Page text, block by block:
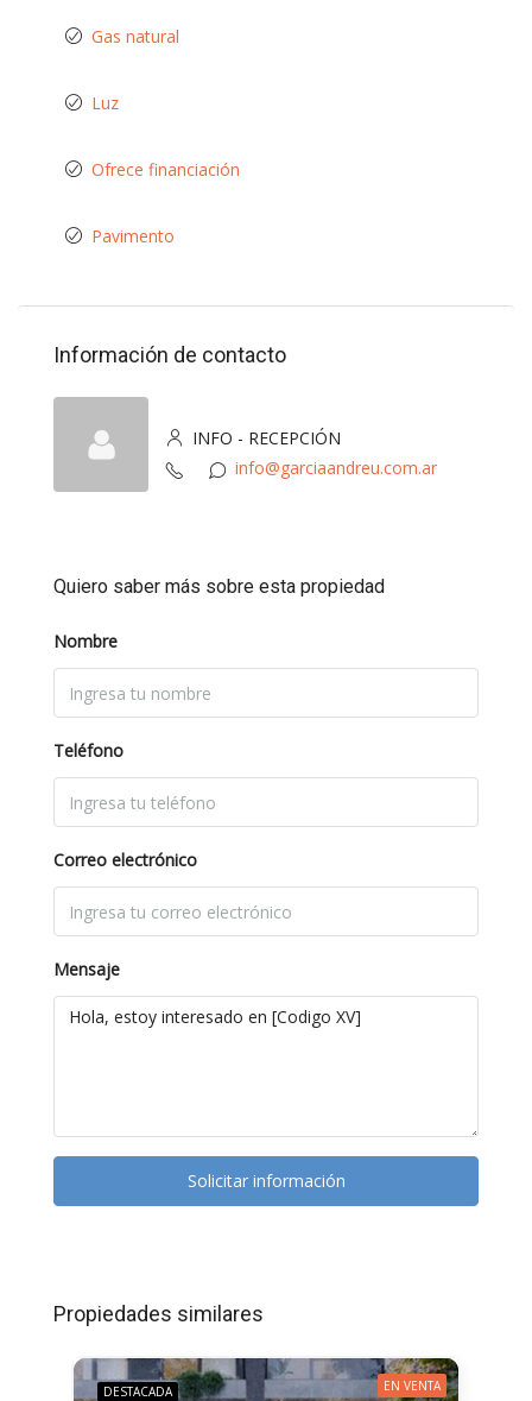
Gas natural
Luz
Ofrece financiación
Pavimento
Información de contacto
INFO - RECEPCIÓN
info@garciaandreu.com.ar
Quiero saber más sobre esta propiedad
Nombre
Teléfono
Correo electrónico
Mensaje
Solicitar información
Propiedades similares
DESTACADA EN VENTA